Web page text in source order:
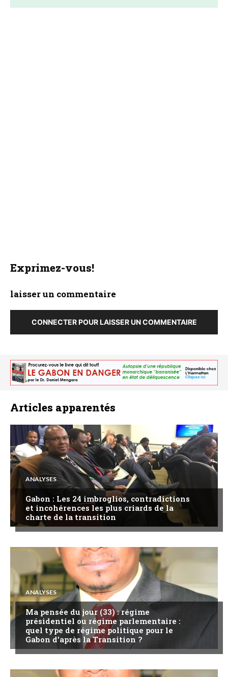
Exprimez-vous!
laisser un commentaire
CONNECTER POUR LAISSER UN COMMENTAIRE
Articles apparentés
ANALYSES
Gabon : Les 24 imbroglios, contradictions
et incohérences les plus criards de la
charte de la transition
ANALYSES
Ma pensée du jour (33) : régime
présidentiel ou régime parlementaire :
quel type de régime politique pour le
Gabon d’après la Transition ?